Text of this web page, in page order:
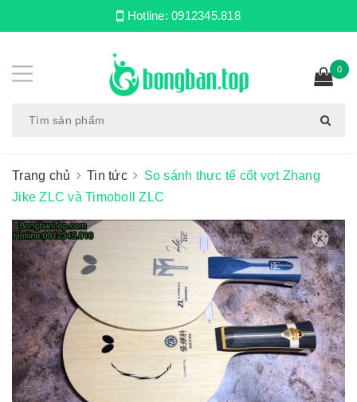
Hotline: 0912345.818
0
Trang chủ Tin tức
So sánh thực tế cốt vợt Zhang
Jike ZLC và Timoboll ZLC